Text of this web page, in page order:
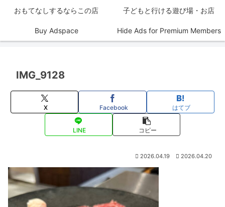
おもてなしするならこの店 子どもと行ける遊び場・お店
Buy Adspace Hide Ads for Premium Members
IMG_9128
X Facebook はてブ
LINE コピー
2026.04.19 2026.04.20